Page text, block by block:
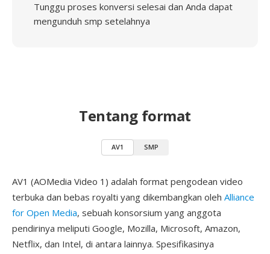
Tunggu proses konversi selesai dan Anda dapat
mengunduh smp setelahnya
Tentang format
AV1 SMP
AV1 (AOMedia Video 1) adalah format pengodean video
terbuka dan bebas royalti yang dikembangkan oleh Alliance
for Open Media, sebuah konsorsium yang anggota
pendirinya meliputi Google, Mozilla, Microsoft, Amazon,
Netflix, dan Intel, di antara lainnya. Spesifikasinya